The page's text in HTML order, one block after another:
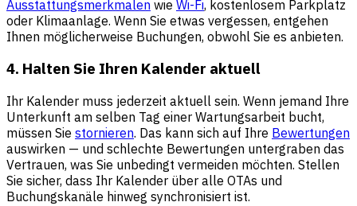
Ausstattungsmerkmalen wie Wi-Fi, kostenlosem Parkplatz
oder Klimaanlage. Wenn Sie etwas vergessen, entgehen
Ihnen möglicherweise Buchungen, obwohl Sie es anbieten.
4. Halten Sie Ihren Kalender aktuell
Ihr Kalender muss jederzeit aktuell sein. Wenn jemand Ihre
Unterkunft am selben Tag einer Wartungsarbeit bucht,
müssen Sie stornieren. Das kann sich auf Ihre Bewertungen
auswirken — und schlechte Bewertungen untergraben das
Vertrauen, was Sie unbedingt vermeiden möchten. Stellen
Sie sicher, dass Ihr Kalender über alle OTAs und
Buchungskanäle hinweg synchronisiert ist.